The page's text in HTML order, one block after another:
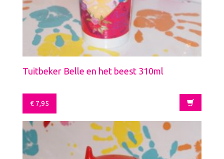
Tuitbeker Belle en het beest 310ml
€ 7,95